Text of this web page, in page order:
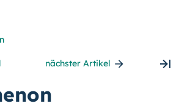
nächster Artikel